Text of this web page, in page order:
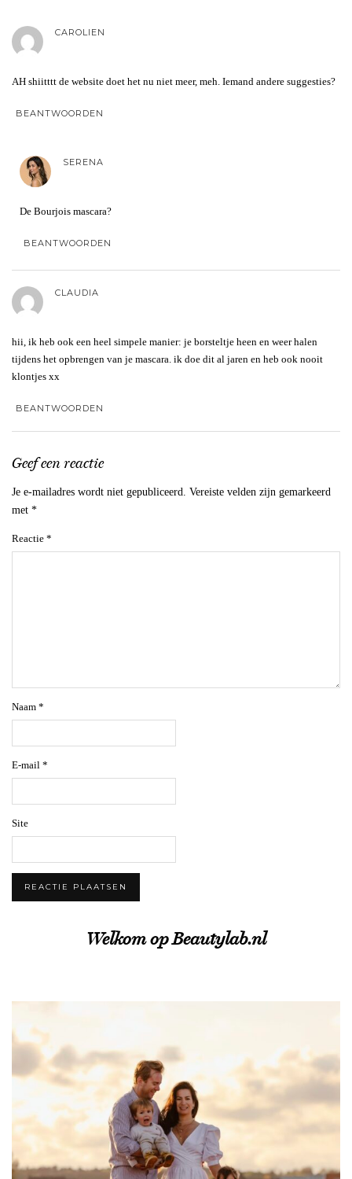
CAROLIEN
AH shiitttt de website doet het nu niet meer, meh. Iemand andere suggesties?
BEANTWOORDEN
SERENA
De Bourjois mascara?
BEANTWOORDEN
CLAUDIA
hii, ik heb ook een heel simpele manier: je borsteltje heen en weer halen
tijdens het opbrengen van je mascara. ik doe dit al jaren en heb ook nooit
klontjes xx
BEANTWOORDEN
Geef een reactie
Je e-mailadres wordt niet gepubliceerd. Vereiste velden zijn gemarkeerd
met *
Reactie *
Naam *
E-mail *
Site
Welkom op Beautylab.nl